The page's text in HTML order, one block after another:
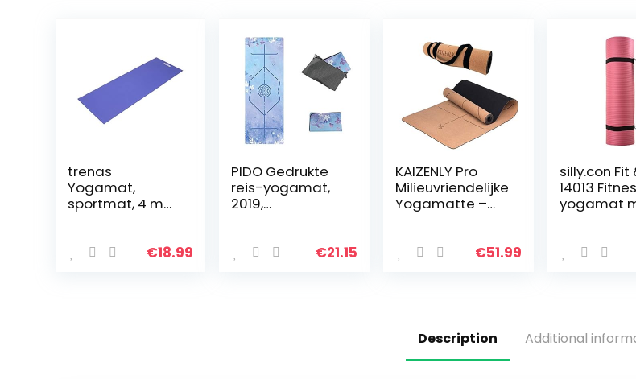
trenas
Yogamat,
sportmat, 4 mm
huidvriendelijke
€18.99
PIDO Gedrukte
reis-yogamat,
2019,
suède rubber,
€21.15
KAIZENLY Pro
Milieuvriendelijke
Yogamatte –
– Yoga Mat met
€51.99
silly.con Fit
14013
yogamat
Description Additional